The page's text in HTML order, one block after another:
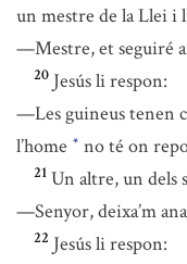
un mestre de la Llei i
—Mestre, et seguiré
20 Jesús li respon:
—Les guineus tenen
l’home * no té on
21 Un altre, un dels
—Senyor, deixa’m
22 Jesús li respon: